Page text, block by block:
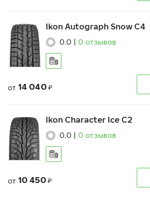
Ikon Autograph Snow C4
0.0 0 отзывов
от 14 040 ₽
Ikon Character Ice C2
0.0 0 отзывов
от 10 450 ₽